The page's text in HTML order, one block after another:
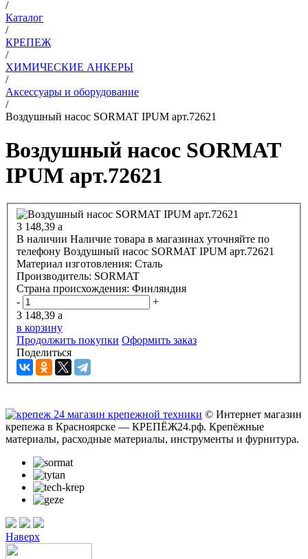
/
Каталог
/
КРЕПЕЖ
/
ХИМИЧЕСКИЕ АНКЕРЫ
/
Аксессуары и оборудование
/
Воздушный насос SORMAT IPUM арт.72621
Воздушный насос SORMAT
IPUM арт.72621
3 148,39 a
В наличии Наличие товара в магазинах уточняйте по
телефону
Воздушный насос SORMAT IPUM арт.72621
Материал изготовления: Сталь
Производитель: SORMAT
Страна происхождения: Финляндия
-
+
3 148,39 a
в корзину
Продолжить покупки Оформить заказ
Поделиться
© Интернет магазин
крепежа в Красноярске — КРЕПЁЖ24.рф. Крепёжные
материалы, расходные материалы, инструменты и фурнитура.
Наверх